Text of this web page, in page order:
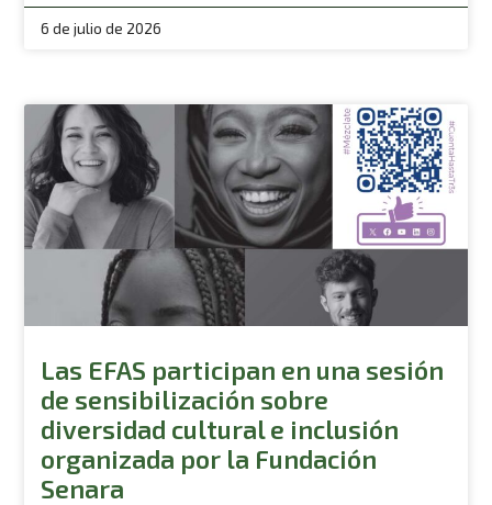
6 de julio de 2026
Las EFAS participan en una sesión
de sensibilización sobre
diversidad cultural e inclusión
organizada por la Fundación
Senara